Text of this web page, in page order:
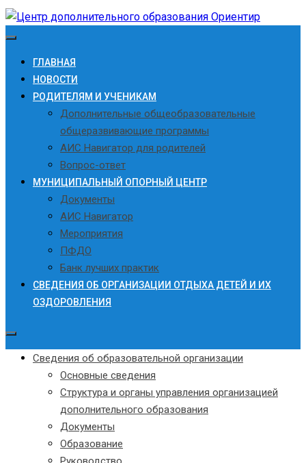
ГЛАВНАЯ
НОВОСТИ
РОДИТЕЛЯМ И УЧЕНИКАМ
Дополнительные общеобразовательные
общеразвивающие программы
АИС Навигатор для родителей
Вопрос-ответ
МУНИЦИПАЛЬНЫЙ ОПОРНЫЙ ЦЕНТР
Документы
АИС Навигатор
Мероприятия
ПФДО
Банк лучших практик
СВЕДЕНИЯ ОБ ОРГАНИЗАЦИИ ОТДЫХА ДЕТЕЙ И ИХ
ОЗДОРОВЛЕНИЯ
Сведения об образовательной организации
Основные сведения
Структура и органы управления организацией
дополнительного образования
Документы
Образование